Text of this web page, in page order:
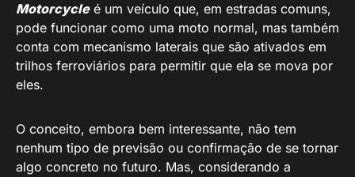
Motorcycleé um veículo que, em estradas comuns,
pode funcionar como uma moto normal, mas também
conta com mecanismo laterais que são ativados em
trilhos ferroviários para permitir que ela se mova por
eles.
O conceito, embora bem interessante, não tem
nenhum tipo de previsão ou confirmação de se tornar
algo concreto no futuro. Mas, considerando a